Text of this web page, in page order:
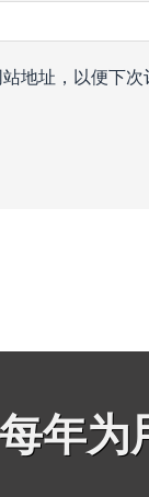
地址，以便下次
年